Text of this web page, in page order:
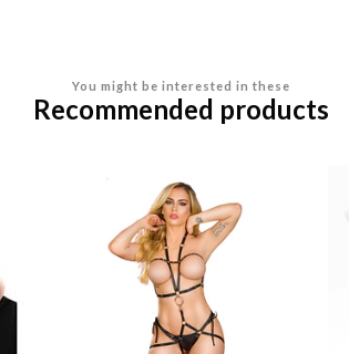
You might be interested in these
Recommended products